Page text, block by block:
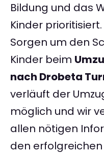
Bildung und das
Kinder
Sorgen um den
Kinder beim
nach Drobeta
verläuft der
möglich und wir
allen nötigen
den